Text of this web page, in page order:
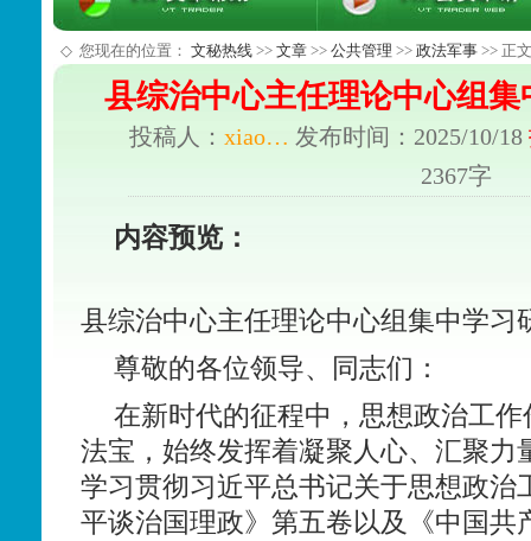
◇ 您现在的位置： 文秘热线>> 文章>> 公共管理 >> 政法军事>> 正文
县综治中心主任理论中心组
投稿人： xiao… 发布时间：2025/10/18
2367字
内容预览：
县综治中心主任理论中心组集中学习
尊敬的各位领导、同志们：
在新时代的征程中，思想政治工
法宝，始终发挥着凝聚人心、汇聚力
学习贯彻习近平总书记关于思想政治
平谈治国理政》第五卷以及《中国共